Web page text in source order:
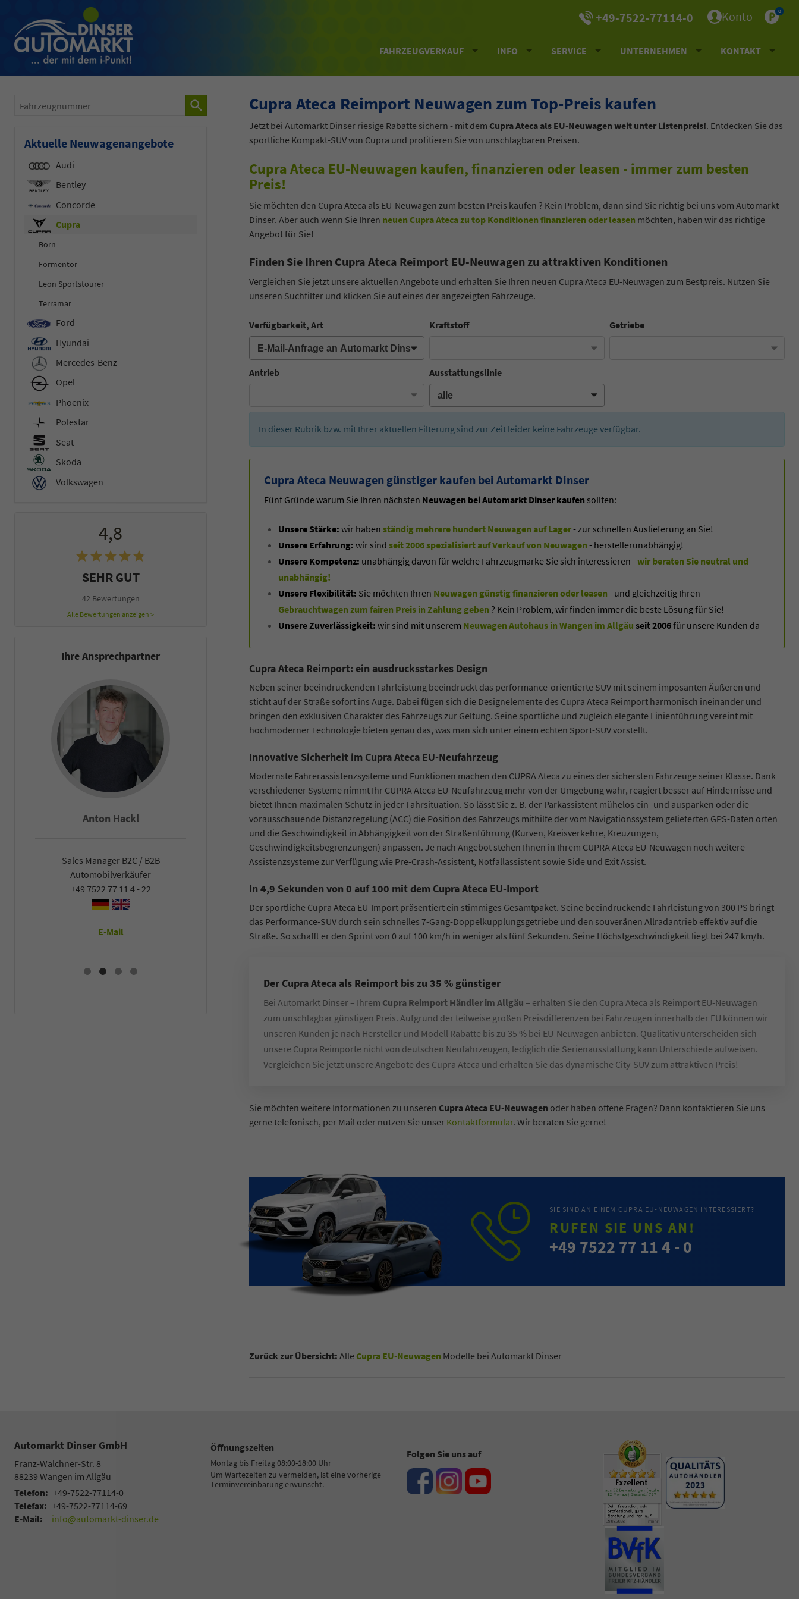
+49-7522-77114-0 Konto 0
FAHRZEUGVERKAUF INFO SERVICE UNTERNEHMEN KONTAKT
Cupra Ateca Reimport Neuwagen zum Top-Preis kaufen
Jetzt bei Automarkt Dinser riesige Rabatte sichern - mit dem Cupra Ateca als EU-Neuwagen weit unter Listenpreis!. Entdecken Sie das
sportliche Kompakt-SUV von Cupra und profitieren Sie von unschlagbaren Preisen.
Cupra Ateca EU-Neuwagen kaufen, finanzieren oder leasen - immer zum besten
Preis!
Sie möchten den Cupra Ateca als EU-Neuwagen zum besten Preis kaufen ? Kein Problem, dann sind Sie richtig bei uns vom Automarkt
Dinser. Aber auch wenn Sie Ihren neuen Cupra Ateca zu top Konditionen finanzieren oder leasen möchten, haben wir das richtige
Angebot für Sie!
Finden Sie Ihren Cupra Ateca Reimport EU-Neuwagen zu attraktiven Konditionen
Vergleichen Sie jetzt unsere aktuellen Angebote und erhalten Sie Ihren neuen Cupra Ateca EU-Neuwagen zum Bestpreis. Nutzen Sie
unseren Suchfilter und klicken Sie auf eines der angezeigten Fahrzeuge.
Verfügbarkeit, Art Kraftstoff Getriebe
Antrieb Ausstattungslinie
In dieser Rubrik bzw. mit Ihrer aktuellen Filterung sind zur Zeit leider keine Fahrzeuge verfügbar.
Cupra Ateca Neuwagen günstiger kaufen bei Automarkt Dinser
Fünf Gründe warum Sie Ihren nächsten Neuwagen bei Automarkt Dinser kaufen sollten:
Unsere Stärke: wir habenständig mehrere hundert Neuwagen auf Lager- zur schnellen Auslieferung an Sie!
Unsere Erfahrung: wir sindseit 2006 spezialisiert auf Verkauf von Neuwagen - herstellerunabhängig!
Unsere Kompetenz: unabhängig davon für welche Fahrzeugmarke Sie sich interessieren -wir beraten Sie neutral und
unabhängig!
Unsere Flexibilität: Sie möchten Ihren Neuwagen günstig finanzieren oder leasen - und gleichzeitig Ihren
Gebrauchtwagen zum fairen Preis in Zahlung geben ? Kein Problem, wir finden immer die beste Lösung für Sie!
Unsere Zuverlässigkeit: wir sind mit unserem Neuwagen Autohaus in Wangen im Allgäu seit 2006für unsere Kunden da
Cupra Ateca Reimport: ein ausdrucksstarkes Design
Neben seiner beeindruckenden Fahrleistung beeindruckt das performance-orientierte SUV mit seinem imposanten Äußeren und
sticht auf der Straße sofort ins Auge. Dabei fügen sich die Designelemente des Cupra Ateca Reimport harmonisch ineinander und
bringen den exklusiven Charakter des Fahrzeugs zur Geltung. Seine sportliche und zugleich elegante Linienführung vereint mit
hochmoderner Technologie bieten genau das, was man sich unter einem echten Sport-SUV vorstellt.
Innovative Sicherheit im Cupra Ateca EU-Neufahrzeug
Modernste Fahrerassistenzsysteme und Funktionen machen den CUPRA Ateca zu eines der sichersten Fahrzeuge seiner Klasse. Dank
verschiedener Systeme nimmt Ihr CUPRA Ateca EU-Neufahrzeug mehr von der Umgebung wahr, reagiert besser auf Hindernisse und
bietet Ihnen maximalen Schutz in jeder Fahrsituation. So lässt Sie z. B. der Parkassistent mühelos ein- und ausparken oder die
vorausschauende Distanzregelung (ACC) die Position des Fahrzeugs mithilfe der vom Navigationssystem gelieferten GPS-Daten orten
und die Geschwindigkeit in Abhängigkeit von der Straßenführung (Kurven, Kreisverkehre, Kreuzungen,
Geschwindigkeitsbegrenzungen) anpassen. Je nach Angebot stehen Ihnen in Ihrem CUPRA Ateca EU-Neuwagen noch weitere
Assistenzsysteme zur Verfügung wie Pre-Crash-Assistent, Notfallassistent sowie Side und Exit Assist.
In 4,9 Sekunden von 0 auf 100 mit dem Cupra Ateca EU-Import
Der sportliche Cupra Ateca EU-Import präsentiert ein stimmiges Gesamtpaket. Seine beeindruckende Fahrleistung von 300 PS bringt
das Performance-SUV durch sein schnelles 7-Gang-Doppelkupplungsgetriebe und den souveränen Allradantrieb effektiv auf die
Straße. So schafft er den Sprint von 0 auf 100 km/h in weniger als fünf Sekunden. Seine Höchstgeschwindigkeit liegt bei 247 km/h.
Der Cupra Ateca als Reimport bis zu 35 % günstiger
Bei Automarkt Dinser – Ihrem Cupra Reimport Händler im Allgäu – erhalten Sie den Cupra Ateca als Reimport EU-Neuwagen
zum unschlagbar günstigen Preis. Aufgrund der teilweise großen Preisdifferenzen bei Fahrzeugen innerhalb der EU können wir
unseren Kunden je nach Hersteller und Modell Rabatte bis zu 35 % bei EU-Neuwagen anbieten. Qualitativ unterscheiden sich
unsere Cupra Reimporte nicht von deutschen Neufahrzeugen, lediglich die Serienausstattung kann Unterschiede aufweisen.
Vergleichen Sie jetzt unsere Angebote des Cupra Ateca und erhalten Sie das dynamische City-SUV zum attraktiven Preis!
Sie möchten weitere Informationen zu unseren Cupra Ateca EU-Neuwagen oder haben offene Fragen? Dann kontaktieren Sie uns
gerne telefonisch, per Mail oder nutzen Sie unser Kontaktformular. Wir beraten Sie gerne!
SIE SIND AN EINEM CUPRA EU-NEUWAGEN INTERESSIERT?
RUFEN SIE UNS AN!
+49 7522 77 11 4 - 0
Zurück zur Übersicht: AlleCupra EU-Neuwagen Modelle bei Automarkt Dinser
Fahrzeugnummer
Aktuelle Neuwagenangebote
Audi
Bentley
Concorde
Cupra
Born
Formentor
Leon Sportstourer
Terramar
Ford
Hyundai
Mercedes-Benz
Opel
Phoenix
Polestar
Seat
Skoda
Volkswagen
4,8
SEHR GUT
42 Bewertungen
Alle Bewertungen anzeigen >
Ihre Ansprechpartner
Anton Hackl
Sales Manager B2C / B2B
Automobilverkäufer
+49 7522 77 11 4 - 22
E-Mail
Falco Heck
Sales Manager B2C / B2B
+49 7522 77 11 4 - 22
E-Mail
Oliver Zerbe
Sales Manager B2C / B2B
+49 7522 77 11 4 - 11
E-Mail
Automarkt Dinser GmbH
Franz-Walchner-Str. 8
88239 Wangen im Allgäu
Telefon: +49-7522-77114-0
Telefax: +49-7522-77114-69
E-Mail:
info@automarkt-dinser.de
Öffnungszeiten
Montag bis Freitag 08:00-18:00 Uhr
Um Wartezeiten zu vermeiden, ist eine vorherige
Terminvereinbarung erwünscht.
Folgen Sie uns auf